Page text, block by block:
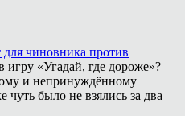
чиновника против
игру «Угадай, где дороже»?
и непринуждённому
чуть было не взялись за два